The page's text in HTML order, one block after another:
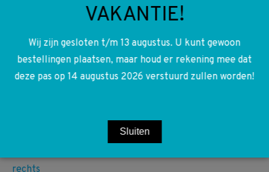
VAKANTIE!
Wij zijn gesloten t/m 13 augustus. U kunt gewoon
bestellingen plaatsen, maar houd er rekening mee dat
deze pas op 14 augustus 2026 verstuurd zullen worden!
Sluiten